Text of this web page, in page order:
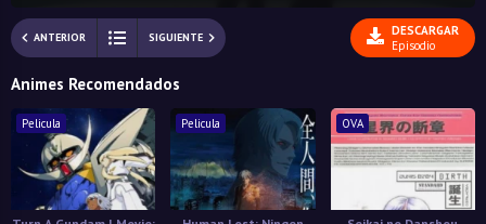
ANTERIOR SIGUIENTE
DESCARGAR
Episodio
Animes Recomendados
Pelicula Pelicula OVA